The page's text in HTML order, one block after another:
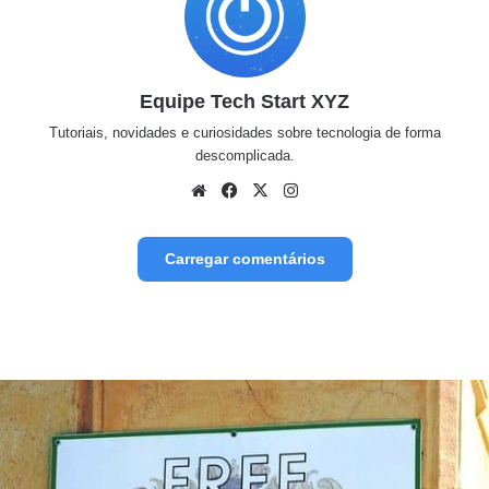
Equipe Tech Start XYZ
Tutoriais, novidades e curiosidades sobre tecnologia de forma
descomplicada.
WebsiteFacebook
X
Carregar comentários